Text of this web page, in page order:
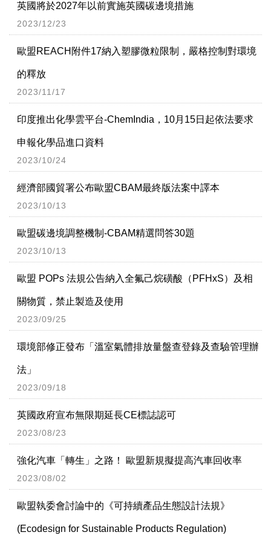
英國將於2027年以前實施英國碳邊境措施
2023/12/23
歐盟REACH附件17納入塑膠微粒限制，嚴格控制對環境
的釋放
2023/11/17
印度推出化學雲平台-ChemIndia，10月15日起依法要求
申報化學品進口資料
2023/10/24
經濟部國貿署公布歐盟CBAM最終版法案中譯本
2023/10/13
歐盟碳邊境調整機制-CBAM精選問答30題
2023/10/13
歐盟 POPs 法規公告納入全氟己烷磺酸（PFHxS）及相
關物質，禁止製造及使用
2023/09/25
環境部修正發布「溫室氣體排放量盤查登錄及查驗管理辦
法」
2023/09/18
英國政府宣布無限期延長CE標誌認可
2023/08/23
強化汽車「轉生」之路！ 歐盟新規擬提高汽車回收率
2023/08/02
歐盟執委會討論中的《可持續產品生態設計法規》
(Ecodesign for Sustainable Products Regulation)